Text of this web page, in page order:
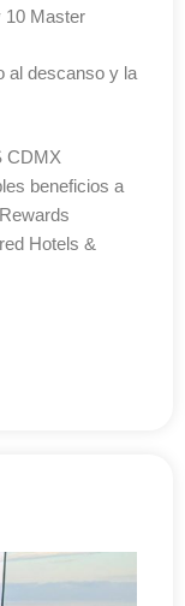
10 Master
al descanso y la
CDMX
beneficios a
Hotels &